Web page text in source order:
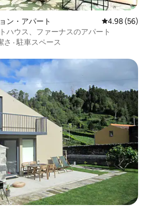
ン・アパート レビュー56
4.98 (56)
ハウス、ファーナスのアパート
さ · 駐車スペース